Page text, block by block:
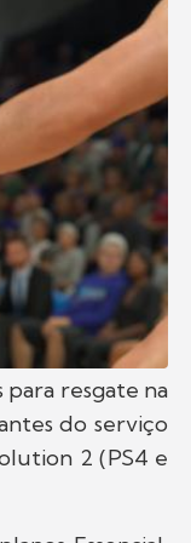
para resgate na
do serviço
2 (PS4 e